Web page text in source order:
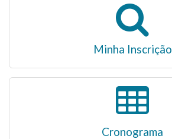
Minha Inscrição
Cronograma